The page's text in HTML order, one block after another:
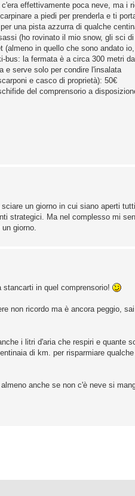
effettivamente poca neve, ma i
a piedi per prenderla e ti
una pista azzurra di qualche
(ho rovinato il mio snow, gli sci
in quello che sono andato
bus: la fermata è a circa 300 metri
e serve solo per condire l'insalata
e casco di proprietà): 50€
del comprensorio a
un giorno in cui siano aperti
strategici. Ma nel complesso mi
giorno.
in quel comprensorio!
non ricordo ma è ancora peggio,
i litri d'aria che respiri e quante
di km. per risparmiare
anche se non c'è neve si